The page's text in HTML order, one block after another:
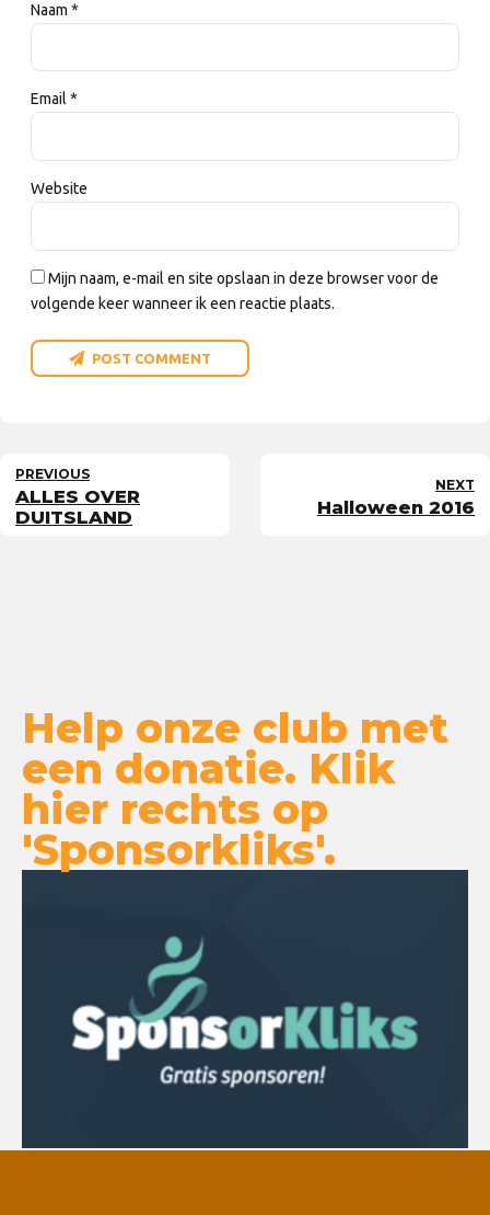
Naam *
Email *
Website
Mijn naam, e-mail en site opslaan in deze browser voor de
volgende keer wanneer ik een reactie plaats.
POST COMMENT
PREVIOUS
ALLES OVER
DUITSLAND
NEXT
Halloween 2016
Help onze club met
een donatie. Klik
hier rechts op
'Sponsorkliks'.